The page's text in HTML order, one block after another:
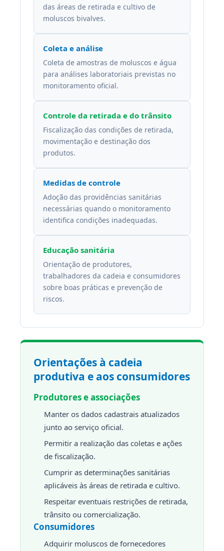
das áreas de retirada e cultivo de
moluscos bivalves.
Coleta e análise
Coleta de amostras de moluscos e água
para análises laboratoriais previstas no
monitoramento oficial.
Controle da retirada e do trânsito
Fiscalização das condições de retirada,
movimentação e destinação dos
produtos.
Medidas de controle
Adoção das providências sanitárias
necessárias quando o monitoramento
identifica condições inadequadas.
Educação sanitária
Orientação de produtores,
trabalhadores da cadeia e consumidores
sobre boas práticas e prevenção de
riscos.
Orientações à cadeia
produtiva e aos consumidores
Produtores e associações
Manter os dados cadastrais atualizados
junto ao serviço oficial.
Permitir a realização das coletas e ações
de fiscalização.
Cumprir as determinações sanitárias
aplicáveis às áreas de retirada e cultivo.
Respeitar eventuais restrições de retirada,
trânsito ou comercialização.
Consumidores
Adquirir moluscos de fornecedores